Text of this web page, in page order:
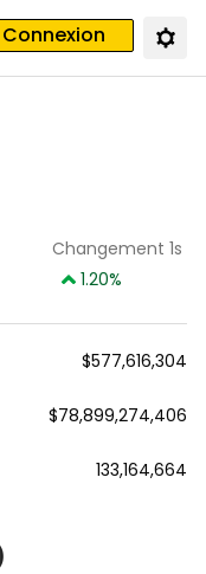
Connexion
Changement 1s
1.20%
$577,616,304
$78,899,274,406
133,164,664